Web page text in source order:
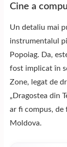
Cine a
Un detaliu mai
instrumentalul
Popoiag. Da,
fost implicat în
Zone, legat de
„Dragostea din
ar fi compus, de
Moldova.